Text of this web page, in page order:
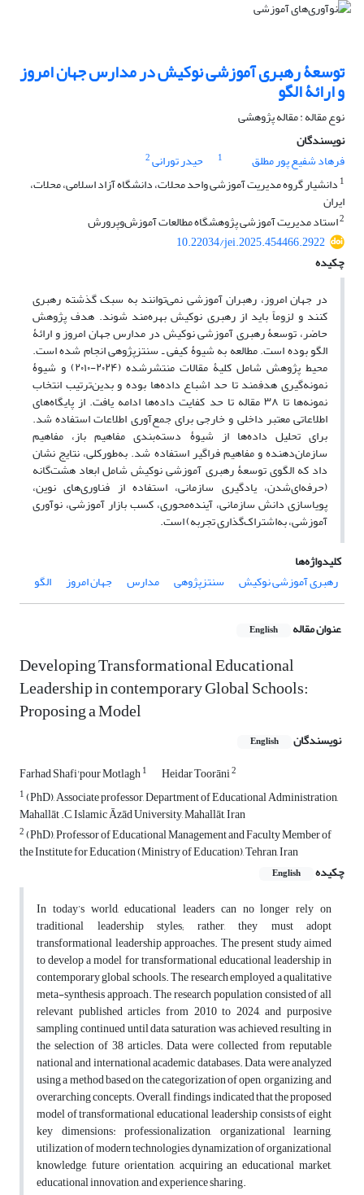
توسعۀ رهبری آموزشی نوکیش در مدارس جهان امروز
و ارائۀ الگو
نوع مقاله : مقاله پژوهشی
نویسندگان
فرهاد شفیع پور مطلق
1 حیدر تورانی2
1 دانشیار گروه مدیریت آموزشی واحد محلات، دانشگاه آزاد اسلامی، محلات،
ایران
2استاد مدیریت آموزشی پژوهشگاه مطالعات آموزش‌وپرورش
10.22034/jei.2025.454466.2922
چکیده
در جهان امروز، رهبران آموزشی نمی‌توانند به سبک گذشته رهبری
کنند و لزوماً باید از رهبری نوکیش بهره‌مند شوند. هدف پژوهش
حاضر، توسعۀ‌ رهبری آموزشی نوکیش در مدارس جهان امروز و ارائۀ‌
الگو بوده است. مطالعه به شیوۀ‌ کیفی ـ سنتزپژوهی انجام شده‌ است.
محیط پژوهش شامل کلیۀ‌ مقالات منتشرشده (۲۰۲۴-۲۰۱۰) و شیوۀ
نمونه‌گیری هدفمند تا حد اشباع داده‌ها بوده و بدین‌ترتیب انتخاب
نمونه‌ها تا ۳۸ مقاله تا حد کفایت داده‌ها ادامه یافت. از پایگاه‌های
اطلاعاتی معتبر داخلی و خارجی برای جمع‌آوری اطلاعات استفاده شد.
برای تحلیل داده‌ها از شیوۀ‌ دسته‌بندی مفاهیم باز، مفاهیم
سازمان‌دهنده و مفاهیم فراگیر استفاده شد. به‌طورکلی، نتایج نشان
داد که الگوی توسعۀ رهبری آموزشی نوکیش شامل ابعاد هشت‌گانه‌
(حرفه‌ای‌شدن، یادگیری سازمانی، استفاده از فناوری‌های نوین،
پویاسازی دانش سازمانی، آینده‌محوری، کسب بازار آموزشی، نوآوری
آموزشی، به‌اشتراک‌گذاری تجربه) است.
کلیدواژه‌ها
رهبری آموزشی نوکیش
سنتزپژوهی مدارس جهان امروز الگو
عنوان مقاله English
Developing Transformational Educational
Leadership in contemporary Global Schools:
Proposing a Model
نویسندگان English
Farhad Shafi'pour Motlagh1 Heidar Toorāni2
1(PhD), Associate professor, Department of Educational Administration,
Mahallāt .C, Islamic Āzād University, Mahallāt, Iran
2(PhD), Professor of Educational Management and Faculty Member of
the Institute for Education (Ministry of Education), Tehran, Iran
چکیده
English
In today’s world, educational leaders can no longer rely on
traditional leadership styles; rather, they must adopt
transformational leadership approaches. The present study aimed
to develop a model for transformational educational leadership in
contemporary global schools. The research employed a qualitative
meta-synthesis approach. The research population consisted of all
relevant published articles from 2010 to 2024, and purposive
sampling continued until data saturation was achieved, resulting in
the selection of 38 articles. Data were collected from reputable
national and international academic databases. Data were analyzed
using a method based on the categorization of open, organizing, and
overarching concepts. Overall, findings indicated that the proposed
model of transformational educational leadership consists of eight
key dimensions: professionalization, organizational learning,
utilization of modern technologies, dynamization of organizational
knowledge, future orientation, acquiring an educational market,
educational innovation, and experience sharing.